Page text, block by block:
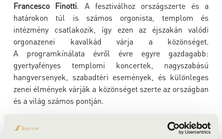
Francesco Finotti. A fesztiválhoz országszerte és a
határokon túl is számos orgonista, templom és
intézmény csatlakozik, így ezen az éjszakán valódi
orgonazenei kavalkád várja a közönséget.
A programkínálata évről évre egyre gazdagabb:
gyertyafényes templomi koncertek, nagyszabású
hangversenyek, szabadtéri események, és különleges
zenei élmények várják a közönséget szerte az országban
és a világ számos pontján.
Böngéssze át a programokat, és találja meg az Önhöz
legközelebb álló koncertet, a legizgalmasabb zenei